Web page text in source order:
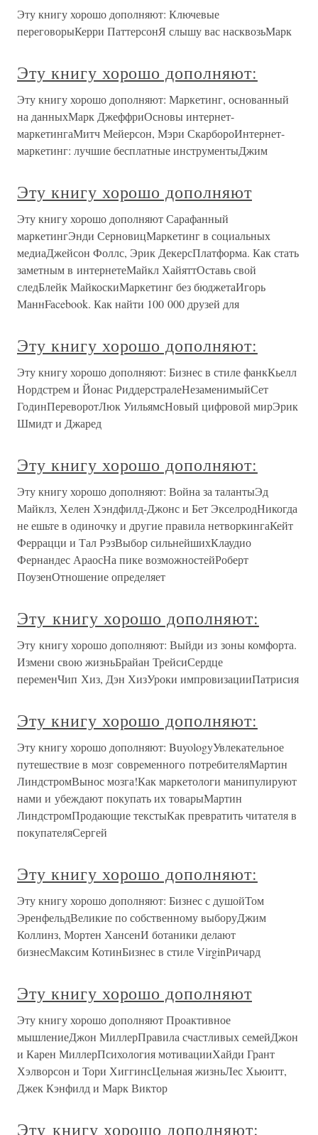
Эту книгу хорошо дополняют: Ключевые
переговорыКерри ПаттерсонЯ слышу вас насквозьМарк
Эту книгу хорошо дополняют:
Эту книгу хорошо дополняют: Маркетинг, основанный
на данныхМарк ДжеффриОсновы интернет-
маркетингаМитч Мейерсон, Мэри СкарбороИнтернет-
маркетинг: лучшие бесплатные инструментыДжим
Эту книгу хорошо дополняют
Эту книгу хорошо дополняют Сарафанный
маркетингЭнди СерновицМаркетинг в социальных
медиаДжейсон Фоллс, Эрик ДекерсПлатформа. Как стать
заметным в интернетеМайкл ХайяттОставь свой
следБлейк МайкоскиМаркетинг без бюджетаИгорь
МаннFacebook. Как найти 100 000 друзей для
Эту книгу хорошо дополняют:
Эту книгу хорошо дополняют: Бизнес в стиле фанкКьелл
Нордстрем и Йонас РиддерстралеНезаменимыйСет
ГодинПереворотЛюк УильямсНовый цифровой мирЭрик
Шмидт и Джаред
Эту книгу хорошо дополняют:
Эту книгу хорошо дополняют: Война за талантыЭд
Майклз, Хелен Хэндфилд-Джонс и Бет ЭкселродНикогда
не ешьте в одиночку и другие правила нетворкингаКейт
Феррацци и Тал РэзВыбор сильнейшихКлаудио
Фернандес АраосНа пике возможностейРоберт
ПоузенОтношение определяет
Эту книгу хорошо дополняют:
Эту книгу хорошо дополняют: Выйди из зоны комфорта.
Измени свою жизньБрайан ТрейсиСердце
переменЧип Хиз, Дэн ХизУроки импровизацииПатрисия
Эту книгу хорошо дополняют:
Эту книгу хорошо дополняют: BuyologyУвлекательное
путешествие в мозг современного потребителяМартин
ЛиндстромВынос мозга!Как маркетологи манипулируют
нами и убеждают покупать их товарыМартин
ЛиндстромПродающие текстыКак превратить читателя в
покупателяСергей
Эту книгу хорошо дополняют:
Эту книгу хорошо дополняют: Бизнес с душойТом
ЭренфельдВеликие по собственному выборуДжим
Коллинз, Мортен ХансенИ ботаники делают
бизнесМаксим КотинБизнес в стиле VirginРичард
Эту книгу хорошо дополняют
Эту книгу хорошо дополняют Проактивное
мышлениеДжон МиллерПравила счастливых семейДжон
и Карен МиллерПсихология мотивацииХайди Грант
Хэлворсон и Тори ХиггинсЦельная жизньЛес Хьюитт,
Джек Кэнфилд и Марк Виктор
Эту книгу хорошо дополняют: